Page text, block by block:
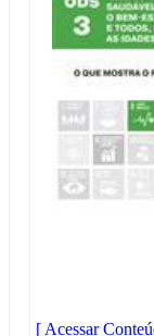
[ Acessar